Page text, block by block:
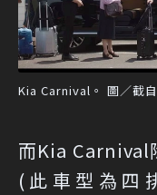
Kia Carnival。 圖／截
而Kia Carnival
(此車型為四